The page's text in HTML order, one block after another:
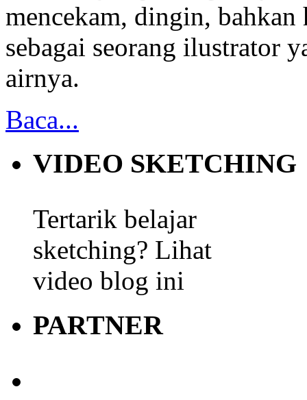
mencekam, dingin,
sebagai seorang ilustrator
airnya.
Baca...
VIDEO SKETCHING
Tertarik belajar
sketching? Lihat
video blog ini
PARTNER